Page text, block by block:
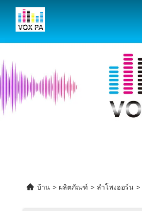
บ้าน > ผลิตภัณฑ์ > ลำโพงฮอร์น >